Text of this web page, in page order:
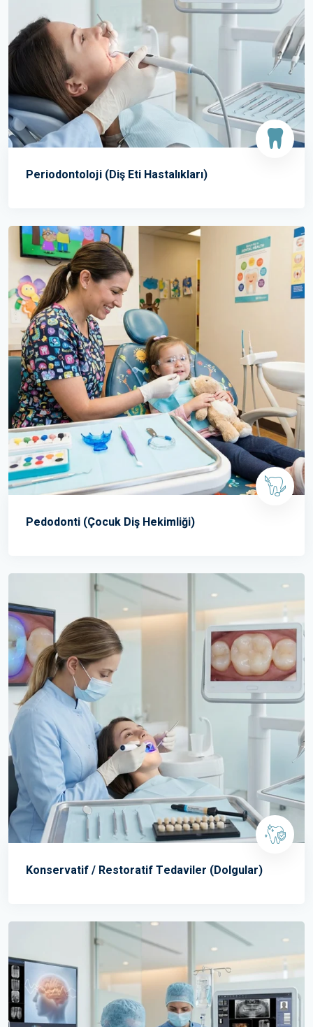
Periodontoloji (Diş Eti Hastalıkları)
Pedodonti (Çocuk Diş Hekimliği)
Konservatif / Restoratif Tedaviler (Dolgular)